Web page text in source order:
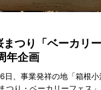
まつり「ベーカリ
年企画
日、事業発祥の地「箱根